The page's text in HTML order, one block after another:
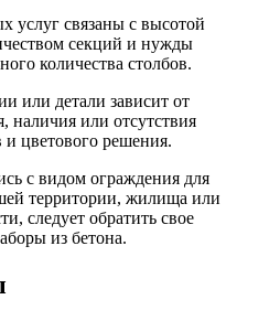
услуг связаны с высотой
секций и нужды
количества столбов.
или детали зависит от
наличия или отсутствия
цветового решения.
с видом ограждения для
территории, жилища или
следует обратить свое
из бетона.